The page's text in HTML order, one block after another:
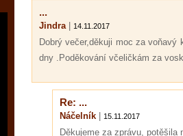
...
Jindra| 14.11.2017
Dobrý večer,děkuji moc za
dny .Poděkování včeličkám za vosk
Re: ...
Náčelník | 15.11.2017
Děkujeme za zprávu, potěšila